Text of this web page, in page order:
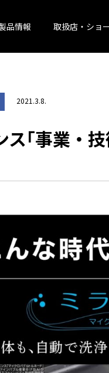
品情報 取扱店・ショ
2021.3.8.
ス｢事業・